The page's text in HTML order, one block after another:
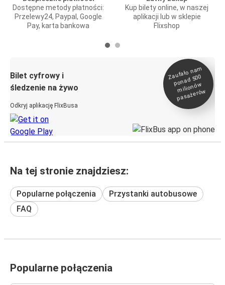
Dostępne metody płatności:
Przelewy24, Paypal, Google
Pay, karta bankowa
Kup bilety online, w naszej
aplikacji lub w sklepie
Flixshop
Bilet cyfrowy i
śledzenie na żywo
Odkryj aplikację FlixBusa
Zaufało na
m
ponad 500
milionó
w
pasażeró
w
Na tej stronie znajdziesz:
Popularne połączenia
Przystanki autobusowe
FAQ
Popularne połączenia